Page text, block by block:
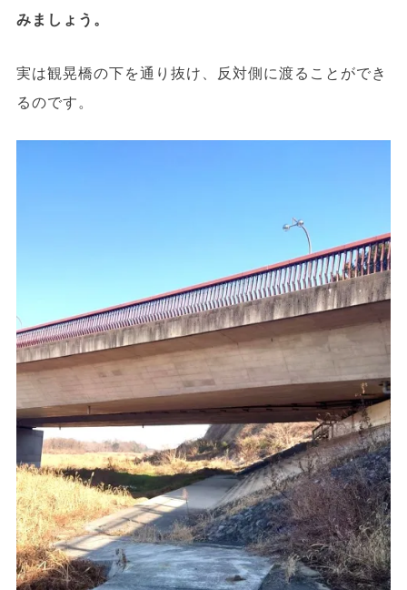
みましょう。
実は観晃橋の下を通り抜け、反対側に渡ることができ
るのです。